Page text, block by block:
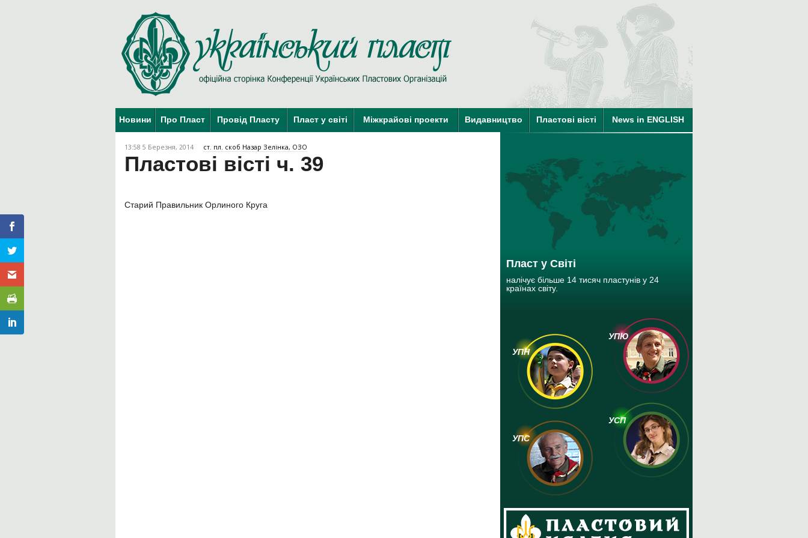
Новини Про Пласт Провід Пласту Пласт у світі Міжкрайові проекти Видавництво Пластові вісті News in ENGLISH
13:58 5 Березня, 2014 ст. пл. скоб Назар Зелінка, ОЗО
Пластові вісті ч. 39
Старий Правильник Орлиного Круга
Пласт у Світі
налічує більше 14 тисяч пластунів у 24
країнах світу.
Пласт у Світі
УПН
УПЮ
УСП
УПС